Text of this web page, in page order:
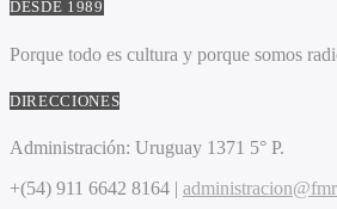
DESDE 1989
Porque todo es cultura y porque somos
DIRECCIONES
Administración: Uruguay 1371 5° P.
+(54) 911 6642 8164 |